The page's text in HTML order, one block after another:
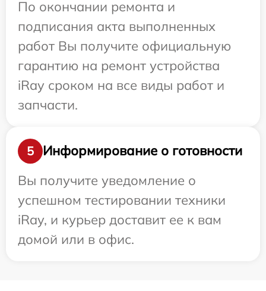
По окончании ремонта и
подписания акта выполненных
работ Вы получите официальную
гарантию на ремонт устройства
iRay сроком на все виды работ и
запчасти.
5
Информирование о готовности
Вы получите уведомление о
успешном тестировании техники
iRay, и курьер доставит ее к вам
домой или в офис.